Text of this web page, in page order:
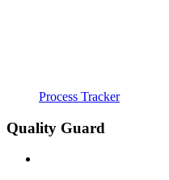
Process Tracker
Quality Guard